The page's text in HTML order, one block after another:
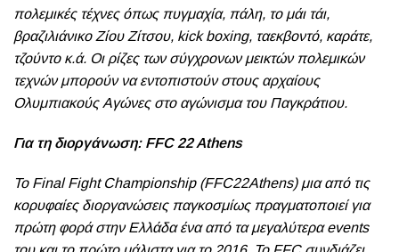
πολεμικές τέχνες όπως πυγμαχία, πάλη, το μάι τάι,
βραζιλιάνικο Ζίου Ζίτσου, kick boxing, ταεκβοντό, καράτε,
τζούντο κ.ά. Οι ρίζες των σύγχρονων μεικτών πολεμικών
τεχνών μπορούν να εντοπιστούν στους αρχαίους
Ολυμπιακούς Αγώνες στο αγώνισμα του Παγκράτιου.
Για τη διοργάνωση: FFC 22 Athens
Το Final Fight Championship (FFC22Athens) μια από τις
κορυφαίες διοργανώσεις παγκοσμίως πραγματοποιεί για
πρώτη φορά στην Ελλάδα ένα από τα μεγαλύτερα events